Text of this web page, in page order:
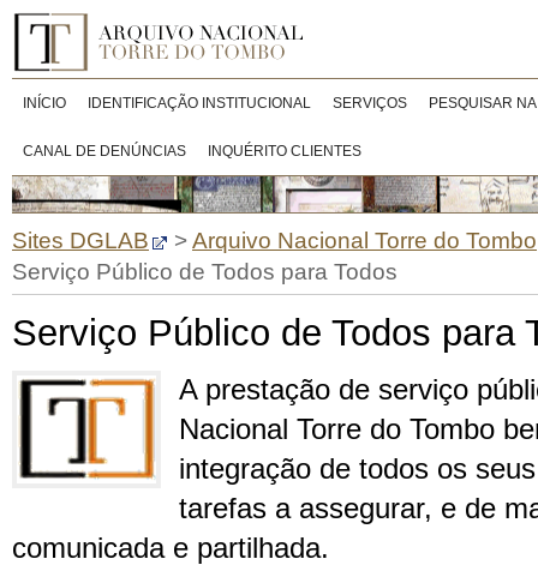
INÍCIO IDENTIFICAÇÃO INSTITUCIONAL SERVIÇOS PESQUISAR
CANAL DE DENÚNCIAS INQUÉRITO CLIENTES
Sites DGLAB >Arquivo Nacional Torre do Tombo
Serviço Público de Todos para Todos
Serviço Público de Todos para
A prestação de serviço
Nacional Torre do Tombo
integração de todos os
tarefas a assegurar, e de
comunicada e partilhada.